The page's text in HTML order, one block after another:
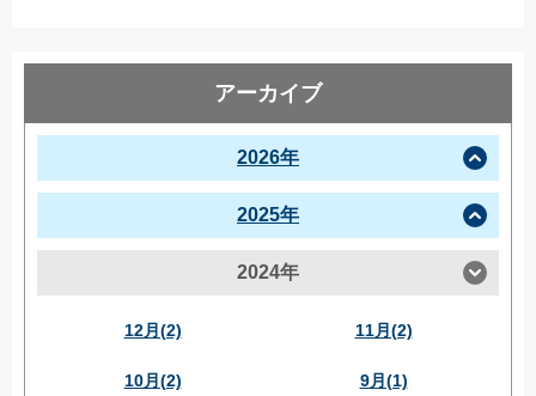
アーカイブ
2026年
2025年
2024年
12月(2) 11月(2)
10月(2) 9月(1)